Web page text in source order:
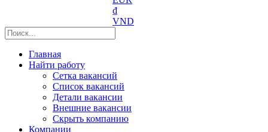
₫
VND
Главная
Найти работу
Сетка вакансий
Список вакансий
Детали вакансии
Внешние вакансии
Скрыть компанию
Компании